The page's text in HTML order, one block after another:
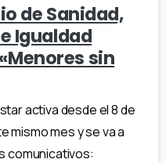
de Sanidad,
Igualdad
sin
activa desde el 8 de
mismo mes y se va a
comunicativos: